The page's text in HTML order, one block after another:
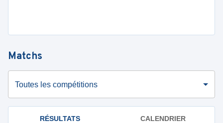
Matchs
Toutes les compétitions
RÉSULTATS CALENDRIER